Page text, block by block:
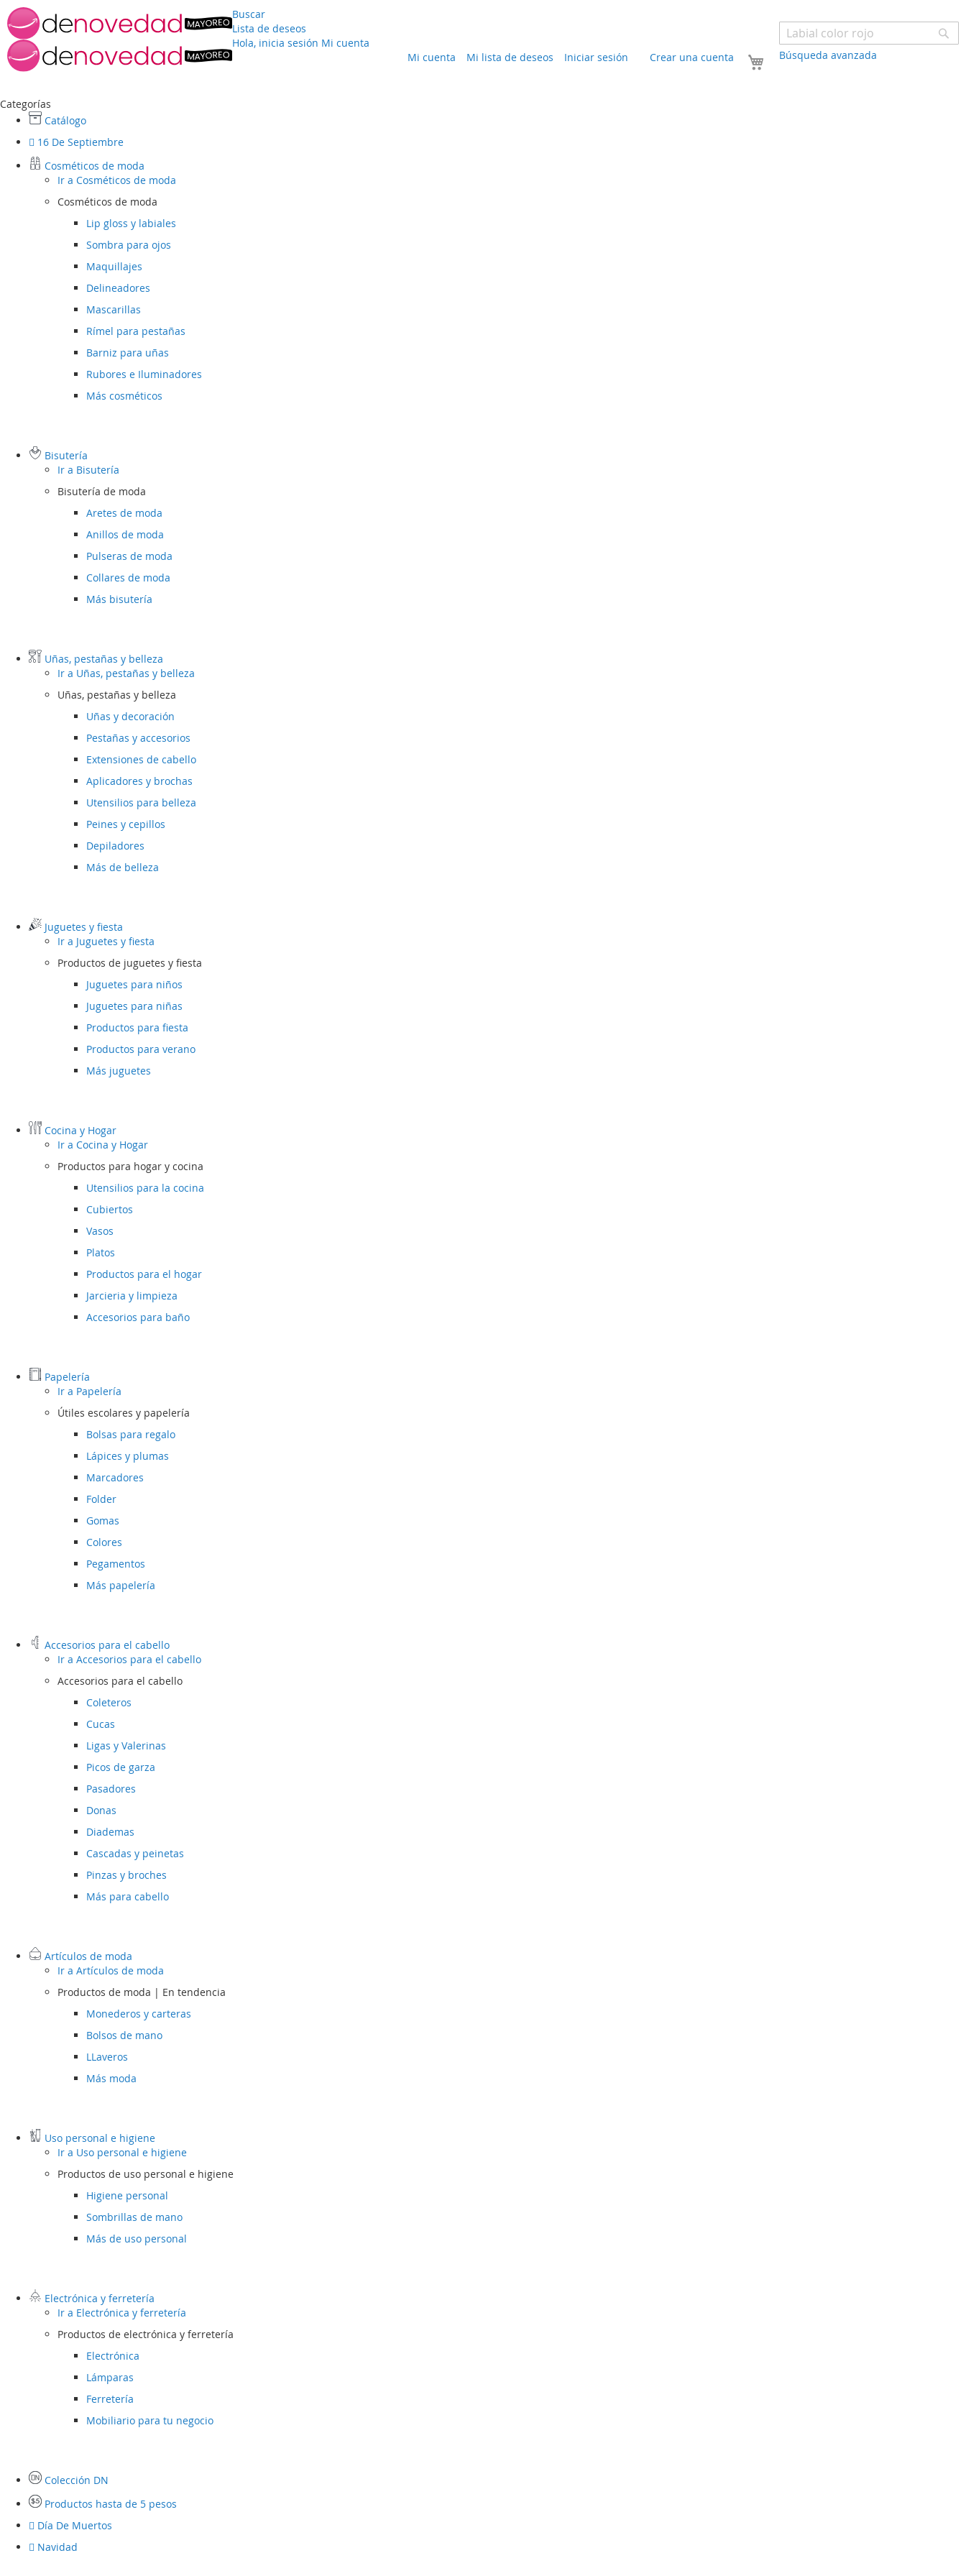
Buscar
Búsqueda avanzada
Lista de deseos
Hola, inicia sesión Mi cuenta
Mi carrito
Mi cuenta Mi lista de deseos Iniciar sesión Crear una cuenta
Categorías
Catálogo
16 De Septiembre
Cosméticos de moda
Ir a Cosméticos de moda
Cosméticos de moda
Lip gloss y labiales
Sombra para ojos
Maquillajes
Delineadores
Mascarillas
Rímel para pestañas
Barniz para uñas
Rubores e Iluminadores
Más cosméticos
Bisutería
Ir a Bisutería
Bisutería de moda
Aretes de moda
Anillos de moda
Pulseras de moda
Collares de moda
Más bisutería
Uñas, pestañas y belleza
Ir a Uñas, pestañas y belleza
Uñas, pestañas y belleza
Uñas y decoración
Pestañas y accesorios
Extensiones de cabello
Aplicadores y brochas
Utensilios para belleza
Peines y cepillos
Depiladores
Más de belleza
Juguetes y fiesta
Ir a Juguetes y fiesta
Productos de juguetes y fiesta
Juguetes para niños
Juguetes para niñas
Productos para fiesta
Productos para verano
Más juguetes
Cocina y Hogar
Ir a Cocina y Hogar
Productos para hogar y cocina
Utensilios para la cocina
Cubiertos
Vasos
Platos
Productos para el hogar
Jarcieria y limpieza
Accesorios para baño
Papelería
Ir a Papelería
Útiles escolares y papelería
Bolsas para regalo
Lápices y plumas
Marcadores
Folder
Gomas
Colores
Pegamentos
Más papelería
Accesorios para el cabello
Ir a Accesorios para el cabello
Accesorios para el cabello
Coleteros
Cucas
Ligas y Valerinas
Picos de garza
Pasadores
Donas
Diademas
Cascadas y peinetas
Pinzas y broches
Más para cabello
Artículos de moda
Ir a Artículos de moda
Productos de moda | En tendencia
Monederos y carteras
Bolsos de mano
LLaveros
Más moda
Uso personal e higiene
Ir a Uso personal e higiene
Productos de uso personal e higiene
Higiene personal
Sombrillas de mano
Más de uso personal
Electrónica y ferretería
Ir a Electrónica y ferretería
Productos de electrónica y ferretería
Electrónica
Lámparas
Ferretería
Mobiliario para tu negocio
Colección DN
Productos hasta de 5 pesos
Día De Muertos
Navidad